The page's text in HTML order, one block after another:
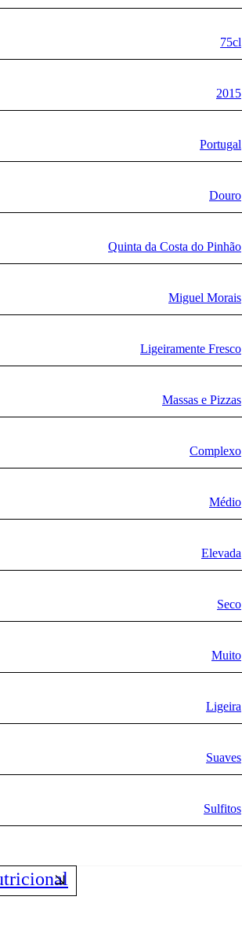
75cl
2015
Portugal
Douro
Quinta da Costa do Pinhão
Miguel Morais
Ligeiramente Fresco
Massas e Pizzas
Complexo
Médio
Elevada
Seco
Muito
Ligeira
Suaves
Sulfitos